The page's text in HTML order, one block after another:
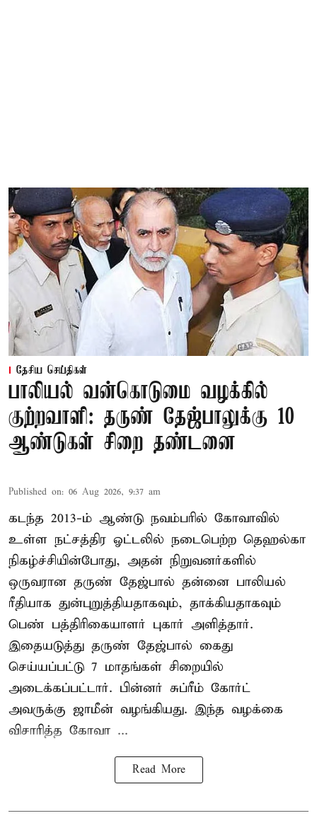
தேசிய செய்திகள்
பாலியல் வன்கொடுமை வழக்கில்
குற்றவாளி: தருண் தேஜ்பாலுக்கு 10
ஆண்டுகள் சிறை தண்டனை
Published on: 06 Aug 2026, 9:37 am
கடந்த 2013-ம் ஆண்டு நவம்பரில் கோவாவில்
உள்ள நட்சத்திர ஓட்டலில் நடைபெற்ற தெஹல்கா
நிகழ்ச்சியின்போது, அதன் நிறுவனர்களில்
ஒருவரான தருண் தேஜ்பால் தன்னை பாலியல்
ரீதியாக துன்புறுத்தியதாகவும், தாக்கியதாகவும்
பெண் பத்திரிகையாளர் புகார் அளித்தார்.
இதையடுத்து தருண் தேஜ்பால் கைது
செய்யப்பட்டு 7 மாதங்கள் சிறையில்
அடைக்கப்பட்டார். பின்னர் சுப்ரீம் கோர்ட்
அவருக்கு ஜாமீன் வழங்கியது. இந்த வழக்கை
விசாரித்த கோவா ...
Read More